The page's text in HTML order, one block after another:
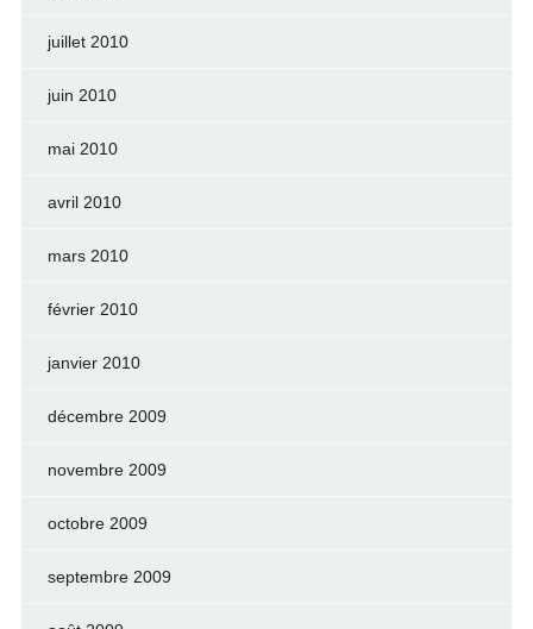
juillet 2010
juin 2010
mai 2010
avril 2010
mars 2010
février 2010
janvier 2010
décembre 2009
novembre 2009
octobre 2009
septembre 2009